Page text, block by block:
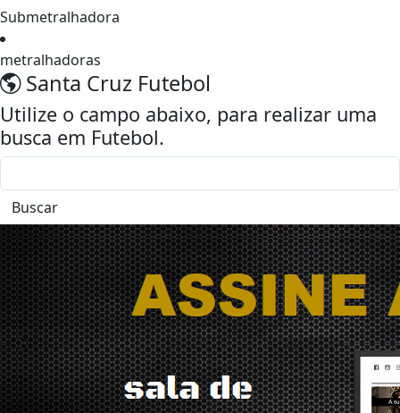
Submetralhadora
metralhadoras
Santa Cruz Futebol
Utilize o campo abaixo, para realizar uma
busca em Futebol.
Buscar